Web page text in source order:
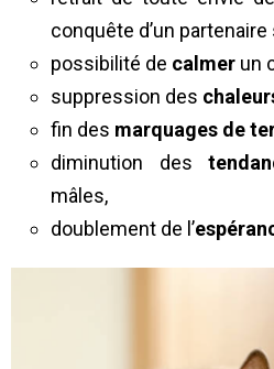
conquête d’un partenaire
possibilité de calmer un
suppression des
fin des marquages de
diminution des
mâles,
doublement de l’